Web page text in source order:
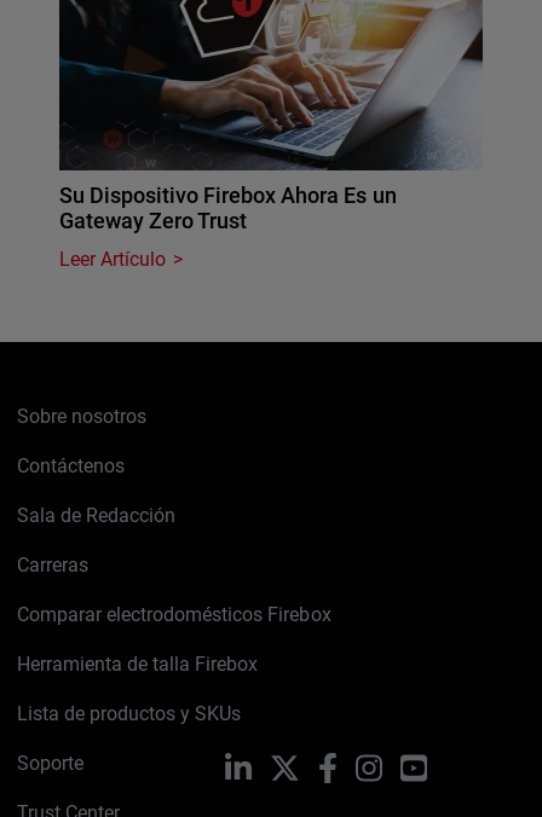
Su Dispositivo Firebox Ahora Es un
Gateway Zero Trust
Leer Artículo
Sobre nosotros
Contáctenos
Sala de Redacción
Carreras
Comparar electrodomésticos Firebox
Herramienta de talla Firebox
Lista de productos y SKUs
Soporte LinkedIn FacebookInstagramYouTube